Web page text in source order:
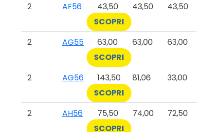
2
AF56 43,50 43,50
43,50
SCOPRI
2
AG55 63,00 63,00
63,00
SCOPRI
2
AG56 143,50 81,06
33,00
SCOPRI
2
AH56 75,50 74,00
72,50
SCOPRI